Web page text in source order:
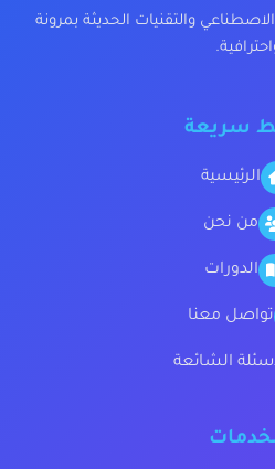
والتقنيات الحديثة بمرونة
سريعة
الرئيسية
من نحن
الدورات
تواصل معنا
الشائعة